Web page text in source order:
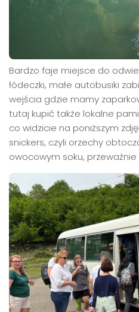
Bardzo faje miejsce do
łódeczki, małe autobusiki
wejścia gdzie mamy
tutaj kupić także lokalne
co widzicie na poniższym
snickers, czyli orzechy
owocowym soku,